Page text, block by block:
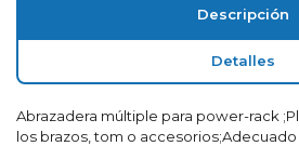
Descripción
Detalles
Abrazadera múltiple para power-rack
los brazos, tom o